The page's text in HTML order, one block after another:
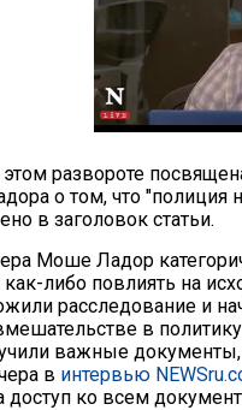
этом развороте
о том, что "полиция
в заголовок статьи.
Моше Ладор
либо повлиять на
расследование и
в
важные документы,
в интервью
доступ ко всем